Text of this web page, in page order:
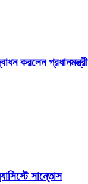
করলেন প্রধানমন্ত্রী
সান্তোস